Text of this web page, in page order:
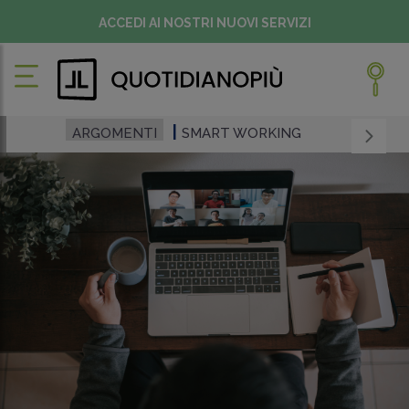
ACCEDI AI NOSTRI NUOVI SERVIZI
ARGOMENTI SMART WORKING